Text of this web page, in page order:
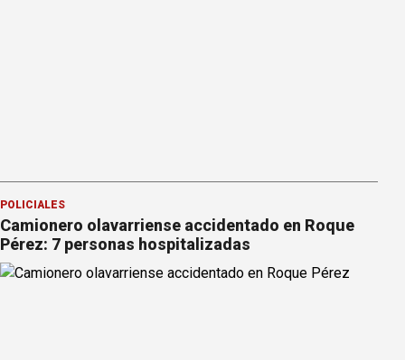
POLICIALES
Camionero olavarriense accidentado en Roque
Pérez: 7 personas hospitalizadas